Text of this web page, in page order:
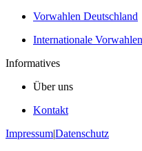
Vorwahlen Deutschland
Internationale Vorwahlen
Informatives
Über uns
Kontakt
Impressum|Datenschutz